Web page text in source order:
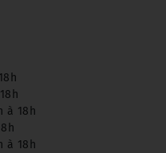
à 18h
à 18h